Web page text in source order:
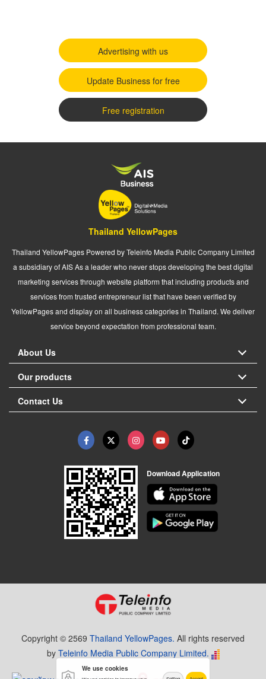
Advertising with us
Update Business for free
Free registration
Thailand YellowPages
Thailand YellowPages Powered by Teleinfo Media Public Company Limited
a subsidiary of AIS As a leader who never stops developing the best digital
marketing services through website platform that including products and
services from trusted entrepreneur list that have been verified by
YellowPages and display on all business categories in Thailand. We deliver
service beyond expectation from professional team.
About Us
Our products
Contact Us
Download Application
Copyright © 2569 Thailand YellowPages. All rights reserved
by Teleinfo Media Public Company Limited.
We use cookies